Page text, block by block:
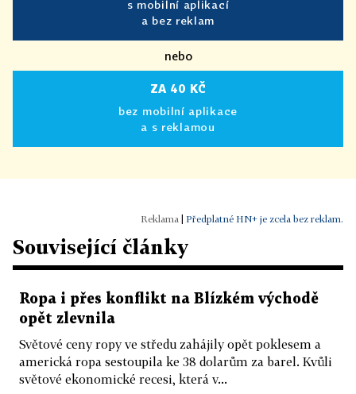
s mobilní aplikací
a bez reklam
nebo
ZA 40 KČ
bez mobilní aplikace
a s reklamou
Předplatné HN+ je zcela bez reklam.
Související články
Ropa i přes konflikt na Blízkém východě
opět zlevnila
Světové ceny ropy ve středu zahájily opět poklesem a
americká ropa sestoupila ke 38 dolarům za barel. Kvůli
světové ekonomické recesi, která v...